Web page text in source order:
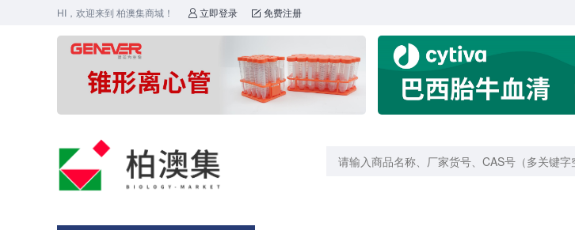
HI，欢迎来到 柏澳集商城！  立即登录  免费注册